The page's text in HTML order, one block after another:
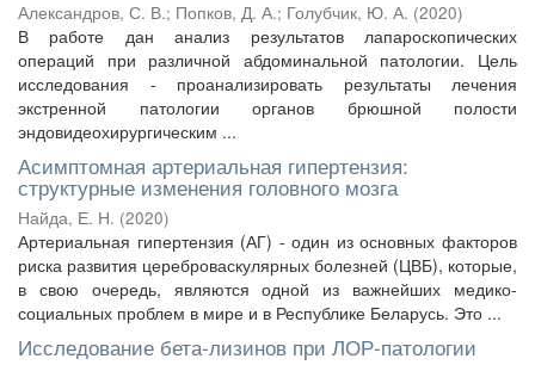
Александров, С. В.; Попков, Д. А.; Голубчик, Ю. А. (2020)
В работе дан анализ результатов лапароскопических
операций при различной абдоминальной патологии. Цель
исследования - проанализировать результаты лечения
экстренной патологии органов брюшной полости
эндовидеохирургическим ...
Асимптомная артериальная гипертензия:
структурные изменения головного мозга
Найда, Е. Н. (2020)
Артериальная гипертензия (АГ) - один из основных факторов
риска развития цереброваскулярных болезней (ЦВБ), которые,
в свою очередь, являются одной из важнейших медико-
социальных проблем в мире и в Республике Беларусь. Это ...
Исследование бета-лизинов при ЛОР-патологии